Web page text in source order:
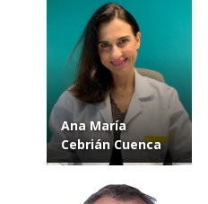
Ana María
Cebrián Cuenca